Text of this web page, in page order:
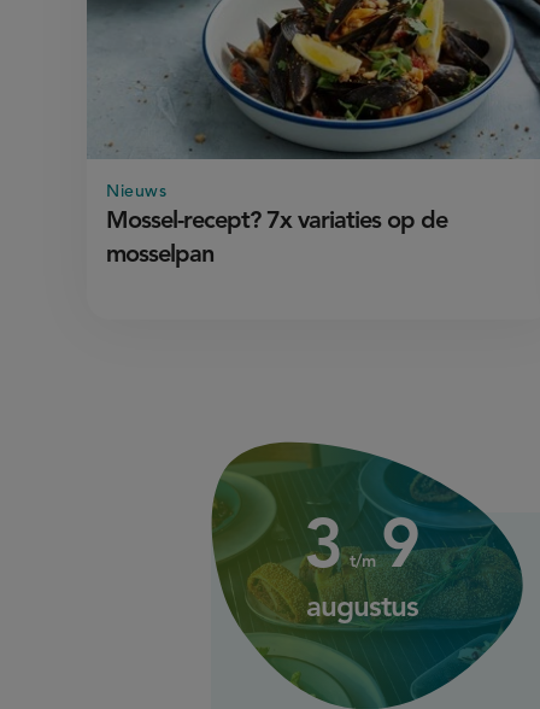
Mossel-recept? 7x variaties op de
mosselpan
Nieuws
augustus
up
to
augustus
3 t/m 9
augustus